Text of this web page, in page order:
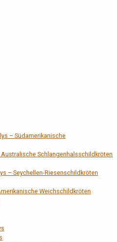
– Südamerikanische
Schlangenhalsschildkröten
– Seychellen-Riesenschildkröten
Weichschildkröten